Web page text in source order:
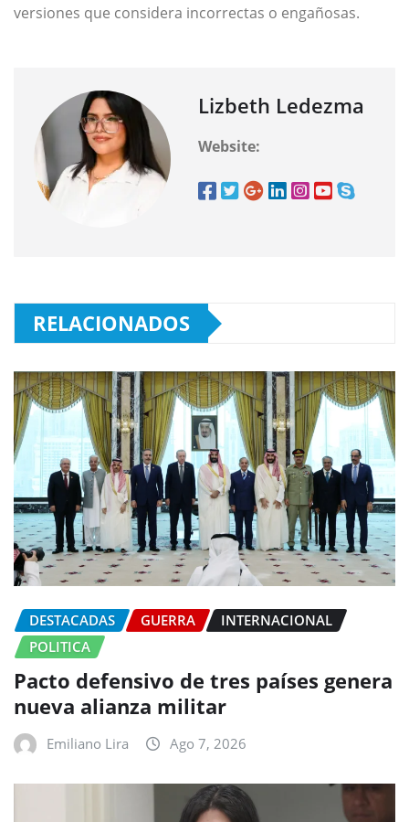
versiones que considera incorrectas o engañosas.
Lizbeth Ledezma
Website:
RELACIONADOS
DESTACADAS GUERRA
INTERNACIONAL
POLITICA
Pacto defensivo de tres países genera
nueva alianza militar
Emiliano Lira Ago 7, 2026